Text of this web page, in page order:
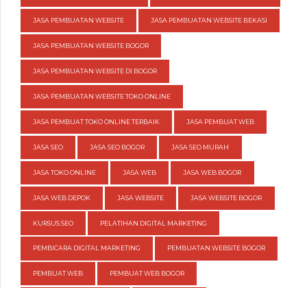
JASA PEMBUATAN WEBSITE JASA PEMBUATAN WEBSITE BEKASI
JASA PEMBUATAN WEBSITE BOGOR
JASA PEMBUATAN WEBSITE DI BOGOR
JASA PEMBUATAN WEBSITE TOKO ONLINE
JASA PEMBUAT TOKO ONLINE TERBAIK JASA PEMBUAT WEB
JASA SEO JASA SEO BOGOR JASA SEO MURAH
JASA TOKO ONLINE JASA WEB JASA WEB BOGOR
JASA WEB DEPOK JASA WEBSITE JASA WEBSITE BOGOR
KURSUS SEO PELATIHAN DIGITAL MARKETING
PEMBICARA DIGITAL MARKETING PEMBUATAN WEBSITE BOGOR
PEMBUAT WEB PEMBUAT WEB BOGOR